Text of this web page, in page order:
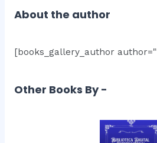
About the author
[books_gallery_author
Other Books By -